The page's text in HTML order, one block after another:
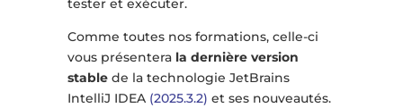
tester et exécuter.
Comme toutes nos formations, celle-ci
vous présentera la dernière version
stablede la technologie JetBrains
IntelliJ IDEA (2025.3.2) et ses nouveautés.